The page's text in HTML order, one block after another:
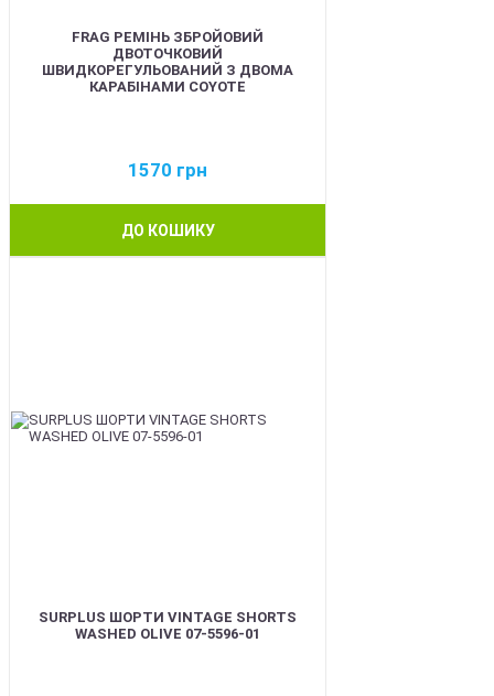
FRAG РЕМІНЬ ЗБРОЙОВИЙ
ДВОТОЧКОВИЙ
ШВИДКОРЕГУЛЬОВАНИЙ З ДВОМА
КАРАБІНАМИ COYOTE
1570 грн
ДО КОШИКУ
SURPLUS ШОРТИ VINTAGE SHORTS
WASHED OLIVE 07-5596-01